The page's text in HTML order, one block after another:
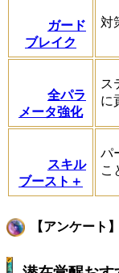
ガード
ブレイク
対
全パラ
メータ強化
ス
に
スキル
ブースト＋
パ
こ
【アンケート